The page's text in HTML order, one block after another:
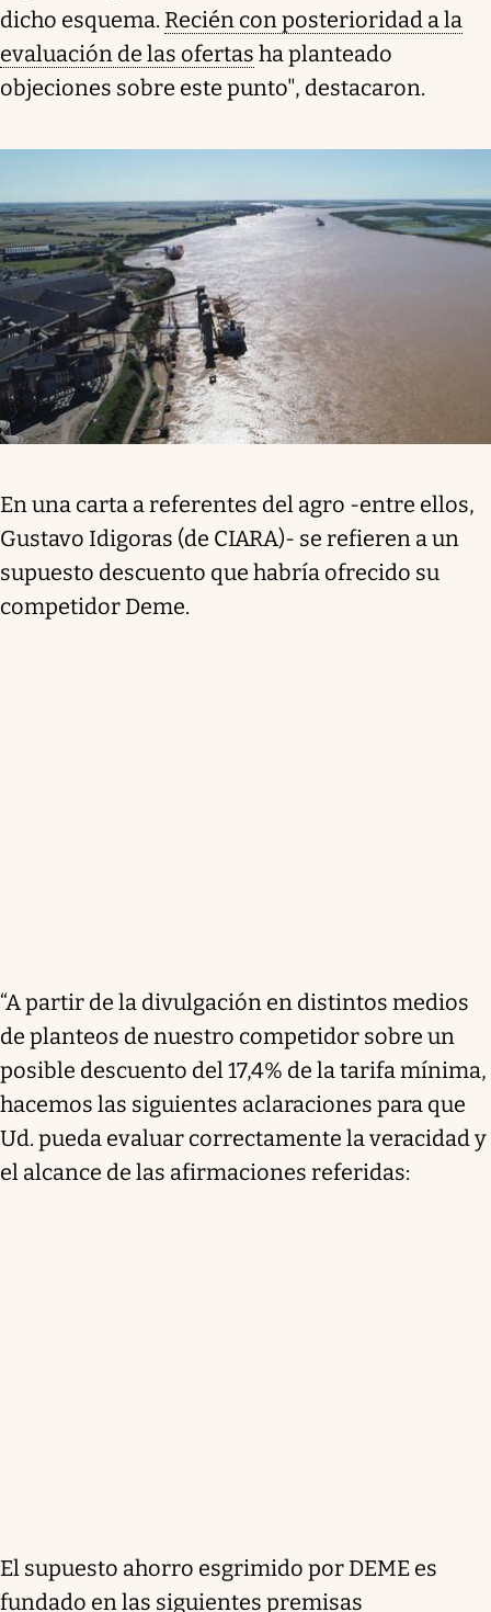
dicho esquema. Recién con posterioridad a la
evaluación de las ofertas ha planteado
objeciones sobre este punto", destacaron.
En una carta a referentes del agro -entre ellos,
Gustavo Idigoras (de CIARA)- se refieren a un
supuesto descuento que habría ofrecido su
competidor Deme.
“A partir de la divulgación en distintos medios
de planteos de nuestro competidor sobre un
posible descuento del 17,4% de la tarifa mínima,
hacemos las siguientes aclaraciones para que
Ud. pueda evaluar correctamente la veracidad y
el alcance de las afirmaciones referidas:
El supuesto ahorro esgrimido por DEME es
fundado en las siguientes premisas